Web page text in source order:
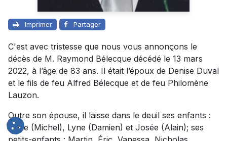
Imprimer Partager
C'est avec tristesse que nous vous annonçons le
décès de M. Raymond Bélecque décédé le 13 mars
2022, à l’âge de 83 ans. Il était l’époux de Denise Duval
et le fils de feu Alfred Bélecque et de feu Philomène
Lauzon.
Outre son épouse, il laisse dans le deuil ses enfants :
Lucie (Michel), Lyne (Damien) et Josée (Alain); ses